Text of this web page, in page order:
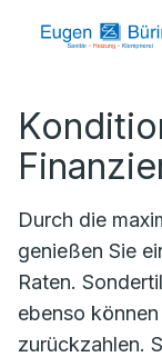
Durch die
genießen Sie
Raten.
ebenso
zurückzahlen.